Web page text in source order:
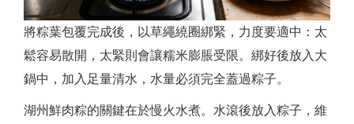
將粽葉包覆完成後，以草繩繞圈綁緊，力度要適中：太
鬆容易散開，太緊則會讓糯米膨脹受限。綁好後放入大
鍋中，加入足量清水，水量必須完全蓋過粽子。
湖州鮮肉粽的關鍵在於慢火水煮。水滾後放入粽子，維